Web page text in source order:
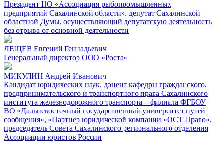
Президент НО «Ассоциация рыбопромышленных
предприятий Сахалинской области», депутат Сахалинской
областной Думы, осуществляющий депутатскую деятельность
без отрыва от основной деятельности
ЛЕЩЕВ Евгений Геннадьевич
Генеральный директор ООО «Роста»
МИКУЛИН Андрей Иванович
Кандидат юридических наук, доцент кафедры гражданского,
предпринимательского и транспортного права Сахалинского
института железнодорожного транспорта – филиала ФГБОУ
ВО «Дальневосточный государственный университет путей
сообщения», «Партнер юридической компании «ОСТ Право»,
председатель Совета Сахалинского регионального отделения
Ассоциации юристов России